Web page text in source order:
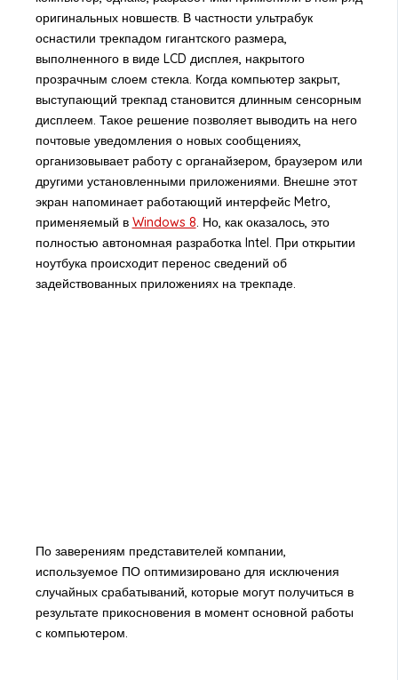
оригинальных новшеств. В частности ультрабук
оснастили трекпадом гигантского размера,
выполненного в виде LCD дисплея, накрытого
прозрачным слоем стекла. Когда компьютер закрыт,
выступающий трекпад становится длинным сенсорным
дисплеем. Такое решение позволяет выводить на него
почтовые уведомления о новых сообщениях,
организовывает работу с органайзером, браузером или
другими установленными приложениями. Внешне этот
экран напоминает работающий интерфейс Metro,
применяемый в Windows 8. Но, как оказалось, это
полностью автономная разработка Intel. При открытии
ноутбука происходит перенос сведений об
задействованных приложениях на трекпаде.
По заверениям представителей компании,
используемое ПО оптимизировано для исключения
случайных срабатываний, которые могут получиться в
результате прикосновения в момент основной работы
с компьютером.